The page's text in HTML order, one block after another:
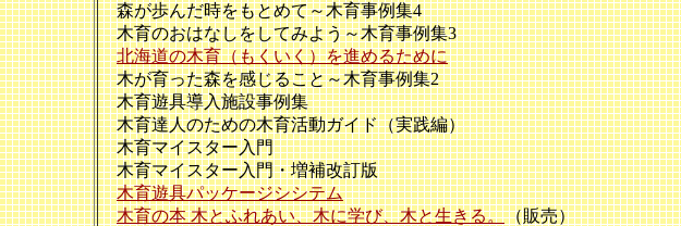
森が歩んだ時をもとめて～木育事例集4
木育のおはなしをしてみよう～木育事例集3
北海道の木育（もくいく）を進めるために
木が育った森を感じること～木育事例集2
木育遊具導入施設事例集
木育達人のための木育活動ガイド（実践編）
木育マイスター入門
木育マイスター入門・増補改訂版
木育遊具パッケージシシテム
木育の本 木とふれあい、木に学び、木と生きる。（販売）